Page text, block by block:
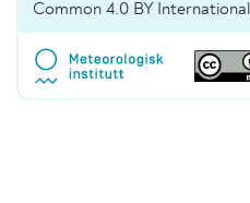
Common 4.0 BY